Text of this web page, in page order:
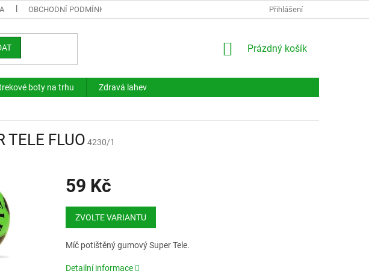
OBCHODNÍ PODMÍNKY KONTAKTY
Přihlášení
NÁKUPNÍ
Prázdný košík
boty na trhu Zdravá lahev
FLUO 4230/1
59 Kč
Měrná
cena:
ZVOLTE VARIANTU
Míč potištěný gumový Super Tele.
Detailní informace